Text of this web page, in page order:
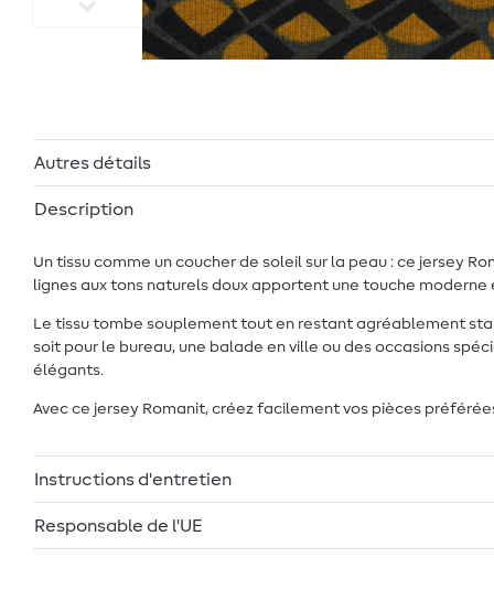
Autres détails
Description
Un tissu comme un coucher de soleil sur la peau : ce jersey
lignes aux tons naturels doux apportent une touche
Le tissu tombe souplement tout en restant agréablement
soit pour le bureau, une balade en ville ou des occasions
élégants.
Avec ce jersey Romanit, créez facilement vos pièces
Instructions d'entretien
Responsable de l'UE